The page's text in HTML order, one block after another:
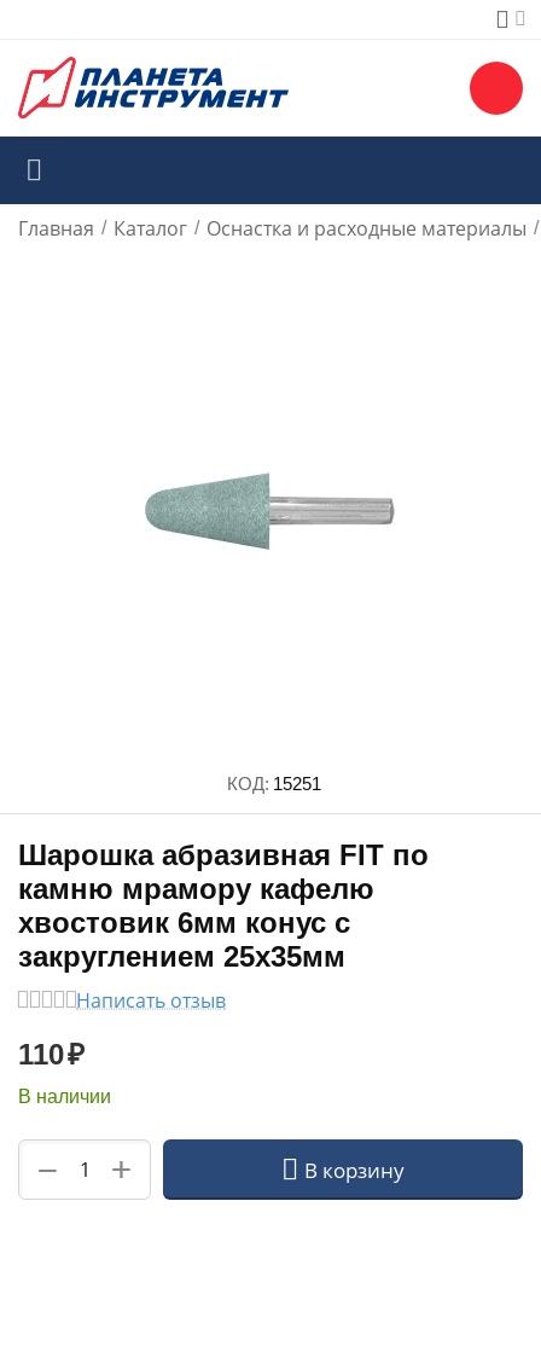
Главная / Каталог / Оснастка и расходные материалы /
КОД: 15251
Шарошка абразивная FIT по
камню мрамору кафелю
хвостовик 6мм конус с
закруглением 25х35мм
Написать отзыв
110₽
В наличии
+
− В корзину